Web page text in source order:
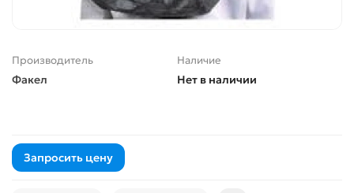
Производитель
Факел
Наличие
Нет в наличии
Запросить цену